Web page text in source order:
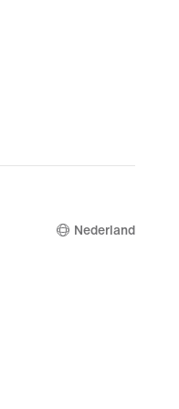
Nederland